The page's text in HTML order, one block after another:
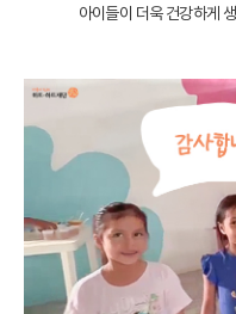
아이들이 더욱 건강하게